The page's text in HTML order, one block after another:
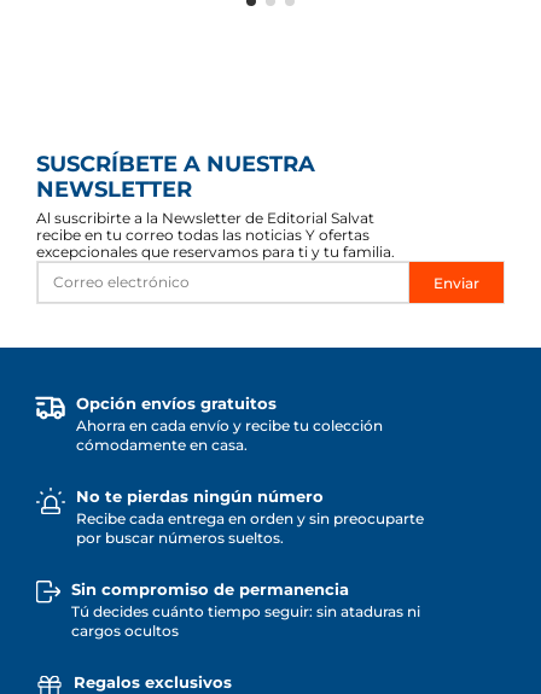
SUSCRÍBETE A NUESTRA
NEWSLETTER
Al suscribirte a la Newsletter de Editorial Salvat
recibe en tu correo todas las noticias Y ofertas
excepcionales que reservamos para ti y tu familia.
Enviar
Opción envíos gratuitos
Ahorra en cada envío y recibe tu colección
cómodamente en casa.
No te pierdas ningún número
Recibe cada entrega en orden y sin preocuparte
por buscar números sueltos.
Sin compromiso de permanencia
Tú decides cuánto tiempo seguir: sin ataduras ni
cargos ocultos
Regalos exclusivos